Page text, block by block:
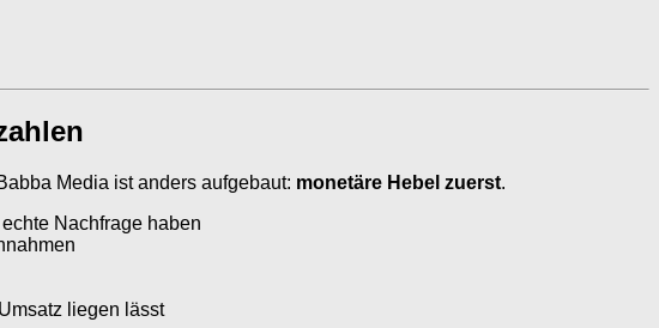
Media ist anders aufgebaut: monetäre Hebel zuerst.
Nachfrage haben
liegen lässt